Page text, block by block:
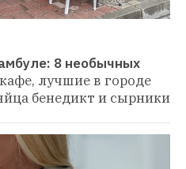
8 необычных
лучшие в городе
бенедикт и сырники